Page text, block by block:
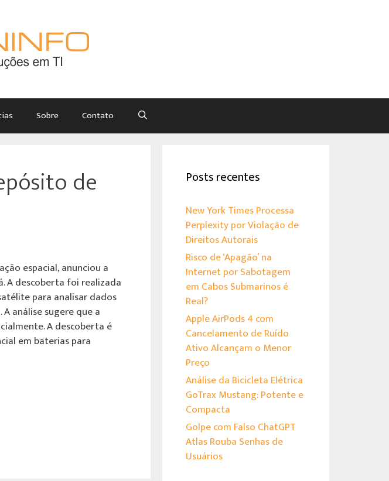
Sobre Contato
de
espacial, anunciou a
A descoberta foi realizada
para analisar dados
análise sugere que a
A descoberta é
em baterias para
Posts recentes
New York Times Processa
Perplexity por Violação de
Direitos Autorais
Risco de ‘Apagão’ na
Internet por Sabotagem
em Cabos Submarinos é
Real?
Apple AirPods 4 com
Cancelamento de Ruído
Ativo Alcançam o Menor
Preço
Análise da Bicicleta Elétrica
GoTrax Mustang: Potente e
Compacta
Golpe com Falso ChatGPT
Atlas Rouba Senhas de
Usuários